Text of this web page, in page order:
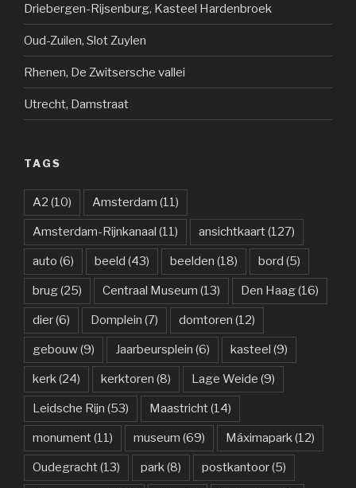
Driebergen-Rijsenburg, Kasteel Hardenbroek
Oud-Zuilen, Slot Zuylen
Rhenen, De Zwitsersche vallei
Utrecht, Damstraat
TAGS
A2 (10) Amsterdam (11)
Amsterdam-Rijnkanaal (11) ansichtkaart(127)
auto (6) beeld (43) beelden (18) bord (5)
brug(25) Centraal Museum (13) Den Haag(16)
dier(6) Domplein (7) domtoren (12)
gebouw(9) Jaarbeursplein (6) kasteel (9)
kerk(24) kerktoren (8) Lage Weide (9)
Leidsche Rijn (53) Maastricht(14)
monument(11) museum (69) Máximapark(12)
Oudegracht(13) park(8) postkantoor(5)